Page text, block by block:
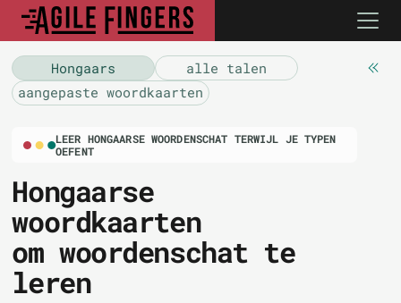
Hongaars
alle talen
aangepaste woordkaarten
LEER HONGAARSE WOORDENSCHAT TERWIJL JE TYPEN
OEFENT
Hongaarse
woordkaarten
om woordenschat te
leren